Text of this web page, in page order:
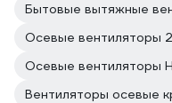
Бытовые вытяжные
Осевые вентиляторы
Осевые вентиляторы
Вентиляторы осевые